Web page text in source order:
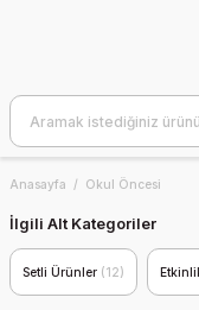
Anasayfa Okul Öncesi
İlgili Alt Kategoriler
Setli Ürünler (12)